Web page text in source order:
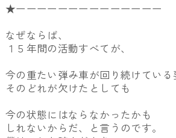
★ーーーーーーーーーーーーーー
なぜならば、
１５年間の活動すべてが、
今の重たい弾み車が回り続けている
そのどれが欠けたとしても
今の状態にはならなかったかも
しれないからだ、と言うのです。